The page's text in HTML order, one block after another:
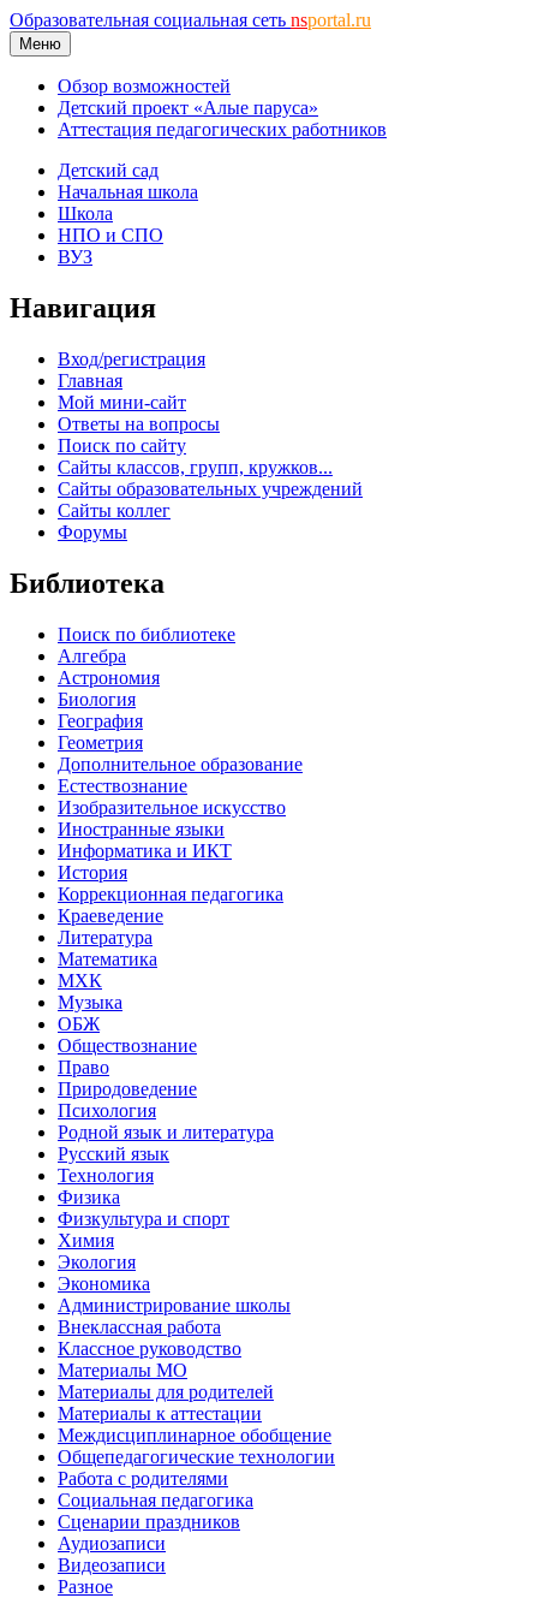
Образовательная социальная сеть nsportal.ru
Меню
Обзор возможностей
Детский проект «Алые паруса»
Аттестация педагогических работников
Детский сад
Начальная школа
Школа
НПО и СПО
ВУЗ
Навигация
Вход/регистрация
Главная
Мой мини-сайт
Ответы на вопросы
Поиск по сайту
Сайты классов, групп, кружков...
Сайты образовательных учреждений
Сайты коллег
Форумы
Библиотека
Поиск по библиотеке
Алгебра
Астрономия
Биология
География
Геометрия
Дополнительное образование
Естествознание
Изобразительное искусство
Иностранные языки
Информатика и ИКТ
История
Коррекционная педагогика
Краеведение
Литература
Математика
МХК
Музыка
ОБЖ
Обществознание
Право
Природоведение
Психология
Родной язык и литература
Русский язык
Технология
Физика
Физкультура и спорт
Химия
Экология
Экономика
Администрирование школы
Внеклассная работа
Классное руководство
Материалы МО
Материалы для родителей
Материалы к аттестации
Междисциплинарное обобщение
Общепедагогические технологии
Работа с родителями
Социальная педагогика
Сценарии праздников
Аудиозаписи
Видеозаписи
Разное